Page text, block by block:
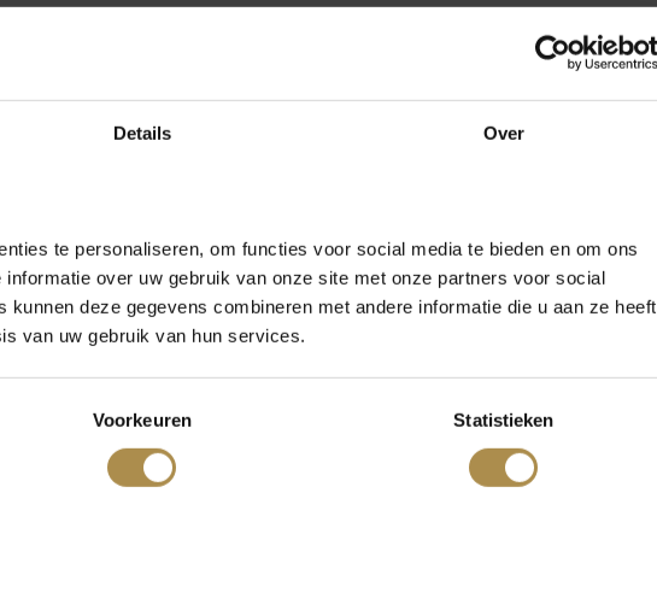
Details Over
te personaliseren, om functies voor social media te bieden en om ons
over uw gebruik van onze site met onze partners voor social
deze gegevens combineren met andere informatie die u aan ze heeft
van uw gebruik van hun services.
Voorkeuren Statistieken